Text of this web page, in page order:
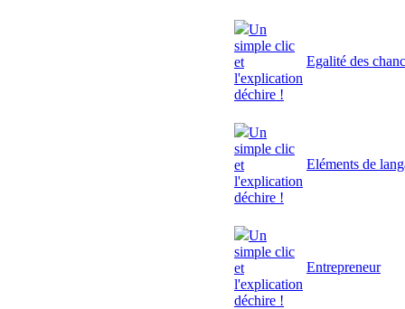
Un
simple clic
et
l'explication
déchire !
Egalité des
Un
simple clic
et
l'explication
déchire !
Eléments de
Un
simple clic
et
l'explication
déchire !
Entrepreneur